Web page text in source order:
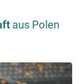
aus Polen